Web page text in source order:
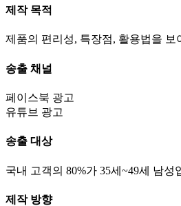
제작 목적
제품의 편리성, 특장점, 활용법을
송출 채널
페이스북 광고
유튜브 광고
송출 대상
국내 고객의 80%가 35세~49세 남
제작 방향